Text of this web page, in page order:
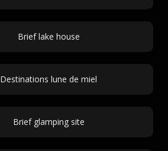
Brief lake house
Destinations lune de miel
Brief glamping site